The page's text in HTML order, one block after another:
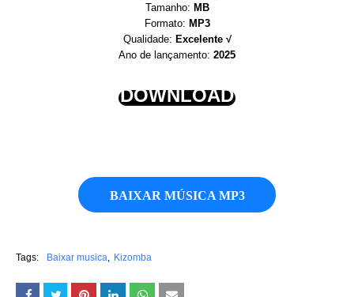
Tamanho: MB
Formato: MP3
Qualidade: Excelente √
Ano de lançamento: 2025
DOWNLOAD
BAIXAR MÚSICA MP3
Tags: Baixar musica Kizomba